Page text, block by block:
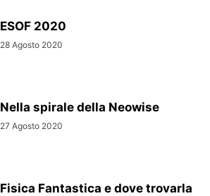
ESOF 2020
28 Agosto 2020
Nella spirale della Neowise
27 Agosto 2020
Fisica Fantastica e dove trovarla